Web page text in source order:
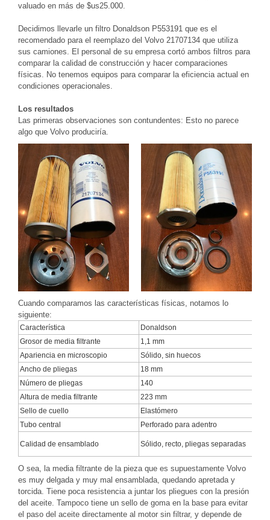
valuado en más de $us25.000.
Decidimos llevarle un filtro Donaldson P553191 que es el
recomendado para el reemplazo del Volvo 21707134 que utiliza
sus camiones. El personal de su empresa cortó ambos filtros para
comparar la calidad de construcción y hacer comparaciones
físicas. No tenemos equipos para comparar la eficiencia actual en
condiciones operacionales.
Los resultados
Las primeras observaciones son contundentes: Esto no parece
algo que Volvo produciría.
Cuando comparamos las características físicas, notamos lo
siguiente:
Característica Donaldson
Grosor de media filtrante
1,1 mm
Apariencia en microscopio
Sólido, sin huecos
Ancho de pliegas
18 mm
Número de pliegas
140
Altura de media filtrante
223 mm
Sello de cuello
Elastómero
Tubo central
Perforado para adentro
Calidad de ensamblado Sólido, recto, pliegas separadas
O sea, la media filtrante de la pieza que es supuestamente Volvo
es muy delgada y muy mal ensamblada, quedando apretada y
torcida. Tiene poca resistencia a juntar los pliegues con la presión
del aceite. Tampoco tiene un sello de goma en la base para evitar
el paso del aceite directamente al motor sin filtrar, y depende de